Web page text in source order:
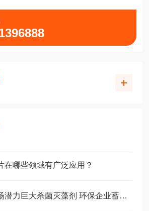
在哪些领域有广泛应用？
环境水质监测市场潜力巨大杀菌灭藻剂 环保企业蓄势扬帆